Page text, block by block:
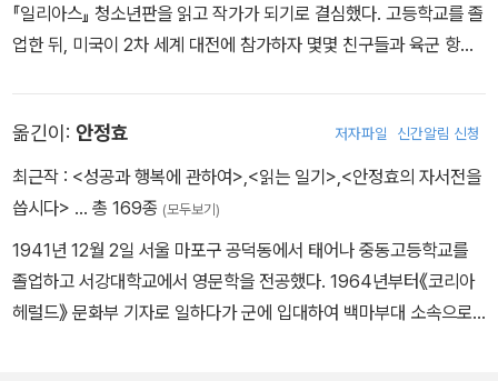
『일리아스』 청소년판을 읽고 작가가 되기로 결심했다. 고등학교를 졸
업한 뒤, 미국이 2차 세계 대전에 참가하자 몇몇 친구들과 육군 항공
이루었다. 전장에서 돌아와 뉴욕 대학교에서 영문학을 공부하고 컬럼
비아 대학원에서 석사 학위를 받았다. 대학 강사, 카피라이터 등으로
일하면서 1953년부터 첫 장편 소설 『캐치-22』를 쓰기 시작하여 19
자 소설로서의 진가가 드러나면서 세계적인 선풍을 일으키고, 1970
년 마이크 니컬스 감독이 제작한 동명의 영화가 성공하면서 육 주 동
안 100만 부가 팔려 나가기도 했다. 이후 『무슨 일이 있었지』(197
옮긴이: 안정효 저자파일 신간알림 신청
최근작 : <성공과 행복에 관하여> <읽는 일기> <안정효의 자서전을
씁시다> … 총 169종 (모두보기)
1941년 12월 2일 서울 마포구 공덕동에서 태어나 중동고등학교를
졸업하고 서강대학교에서 영문학을 전공했다. 1964년부터《코리아
헤럴드》 문화부 기자로 일하다가 군에 입대하여 백마부대 소속으로